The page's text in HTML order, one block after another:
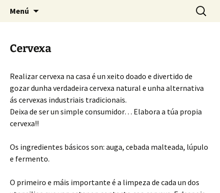
Quintasnovas
Pagina sobre licores,viño, cervexa, sidra,
receitas, fotografia, agricultura, informatica,
Menú Buscar:
Cervexa
Realizar cervexa na casa é un xeito doado e divertido de
gozar dunha verdadeira cervexa natural e unha alternativa
ás cervexas industriais tradicionais.
Deixa de ser un simple consumidor… Elabora a túa propia
cervexa!!
Os ingredientes básicos son: auga, cebada malteada, lúpulo
e fermento.
O primeiro e máis importante é a limpeza de cada un dos